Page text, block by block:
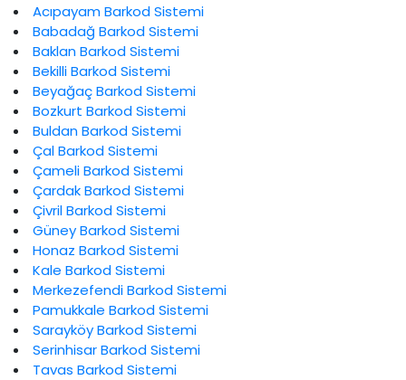
Acıpayam Barkod Sistemi
Babadağ Barkod Sistemi
Baklan Barkod Sistemi
Bekilli Barkod Sistemi
Beyağaç Barkod Sistemi
Bozkurt Barkod Sistemi
Buldan Barkod Sistemi
Çal Barkod Sistemi
Çameli Barkod Sistemi
Çardak Barkod Sistemi
Çivril Barkod Sistemi
Güney Barkod Sistemi
Honaz Barkod Sistemi
Kale Barkod Sistemi
Merkezefendi Barkod Sistemi
Pamukkale Barkod Sistemi
Sarayköy Barkod Sistemi
Serinhisar Barkod Sistemi
Tavas Barkod Sistemi